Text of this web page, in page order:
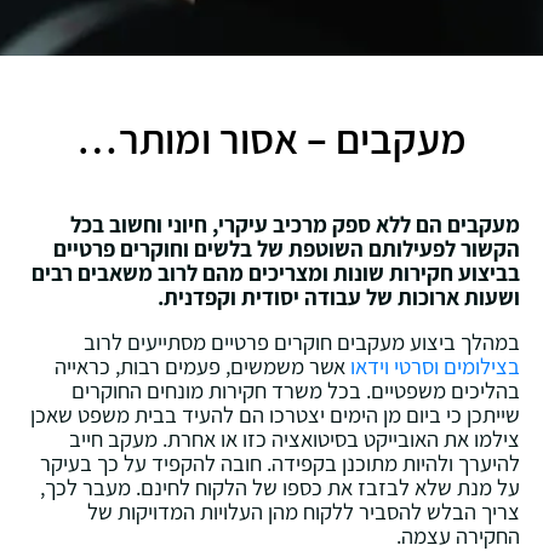
מעקבים – אסור ומותר…
מעקבים הם ללא ספק מרכיב עיקרי, חיוני וחשוב בכל
הקשור לפעילותם השוטפת של בלשים וחוקרים פרטיים
בביצוע חקירות שונות ומצריכים מהם לרוב משאבים רבים
ושעות ארוכות של עבודה יסודית וקפדנית.
במהלך ביצוע מעקבים חוקרים פרטיים מסתייעים לרוב
בצילומים וסרטי וידאו אשר משמשים, פעמים רבות, כראייה
בהליכים משפטיים. בכל משרד חקירות מונחים החוקרים
שייתכן כי ביום מן הימים יצטרכו הם להעיד בבית משפט שאכן
צילמו את האובייקט בסיטואציה כזו או אחרת. מעקב חייב
להיערך ולהיות מתוכנן בקפידה. חובה להקפיד על כך בעיקר
על מנת שלא לבזבז את כספו של הלקוח לחינם. מעבר לכך,
צריך הבלש להסביר ללקוח מהן העלויות המדויקות של
החקירה עצמה.